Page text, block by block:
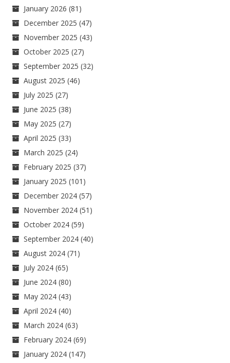
January 2026 (81)
December 2025 (47)
November 2025 (43)
October 2025 (27)
September 2025 (32)
August 2025 (46)
July 2025 (27)
June 2025 (38)
May 2025 (27)
April 2025 (33)
March 2025 (24)
February 2025 (37)
January 2025 (101)
December 2024 (57)
November 2024 (51)
October 2024 (59)
September 2024 (40)
August 2024 (71)
July 2024 (65)
June 2024 (80)
May 2024 (43)
April 2024 (40)
March 2024 (63)
February 2024 (69)
January 2024 (147)